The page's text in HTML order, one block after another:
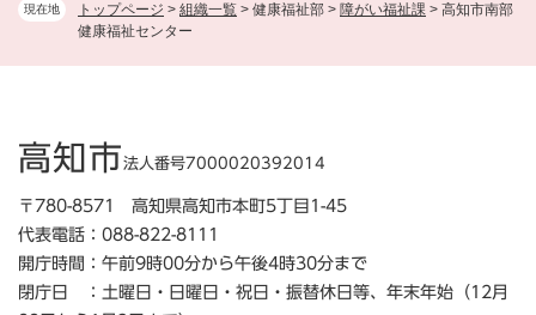
現在地 トップページ > 組織一覧 > 健康福祉部 > 障がい福祉課 > 高知市南部
健康福祉センター
高知市法人番号7000020392014
〒780-8571 高知県高知市本町5丁目1-45
代表電話：088-822-8111
開庁時間：午前9時00分から午後4時30分まで
閉庁日 ：土曜日・日曜日・祝日・振替休日等、年末年始（12月